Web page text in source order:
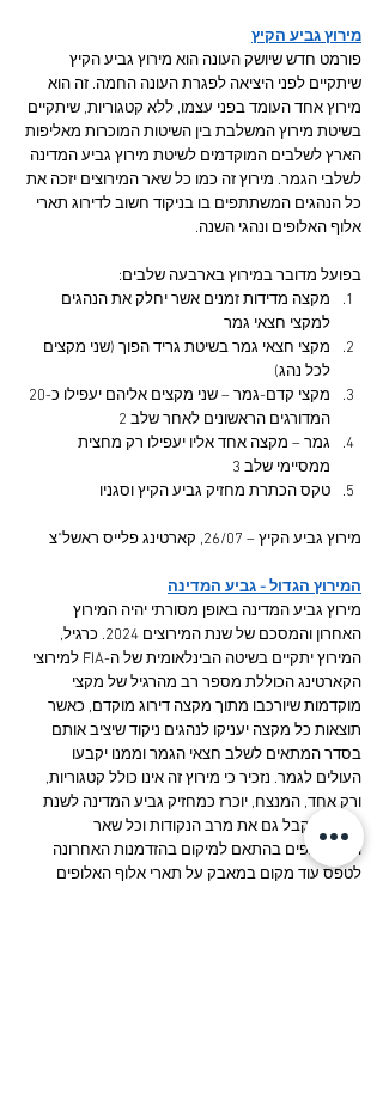
מירוץ גביע הקיץ
פורמט חדש שיושק העונה הוא מירוץ גביע הקיץ
שיתקיים לפני היציאה לפגרת העונה החמה. זה הוא
מירוץ אחד העומד בפני עצמו, ללא קטגוריות, שיתקיים
בשיטת מירוץ המשלבת בין השיטות המוכרות מאליפות
הארץ לשלבים המוקדמים לשיטת מירוץ גביע המדינה
לשלבי הגמר. מירוץ זה כמו כל שאר המירוצים יזכה את
כל הנהגים המשתתפים בו בניקוד חשוב לדירוג תארי
אלוף האלופים ונהגי השנה.
בפועל מדובר במירוץ בארבעה שלבים:
מקצה מדידות זמנים אשר יחלק את הנהגים
למקצי חצאי גמר
מקצי חצאי גמר בשיטת גריד הפוך (שני מקצים
לכל נהג)
המדורגים הראשונים לאחר שלב 2
גמר – מקצה אחד אליו יעפילו רק מחצית
ממסיימי שלב 3
טקס הכתרת מחזיק גביע הקיץ וסגניו
מירוץ גביע הקיץ – 26/07, קארטינג פלייס ראשל"צ
המירוץ הגדול - גביע המדינה
מירוץ גביע המדינה באופן מסורתי יהיה המירוץ
האחרון והמסכם של שנת המירוצים 2024. כרגיל,
המירוץ יתקיים בשיטה הבינלאומית של ה-FIA למירוצי
הקארטינג הכוללת מספר רב מהרגיל של מקצי
מוקדמות שיורכבו מתוך מקצה דירוג מוקדם, כאשר
תוצאות כל מקצה יעניקו לנהגים ניקוד שיציב אותם
בסדר המתאים לשלב חצאי הגמר וממנו יקבעו
העולים לגמר. נזכיר כי מירוץ זה אינו כולל קטגוריות,
ורק אחד, המנצח, יוכרז כמחזיק גביע המדינה לשנת
2024 שיקבל גם את מרב הנקודות וכל שאר
המשתתפים בהתאם למיקום בהזדמנות האחרונה
לטפס עוד מקום במאבק על תארי אלוף האלופים